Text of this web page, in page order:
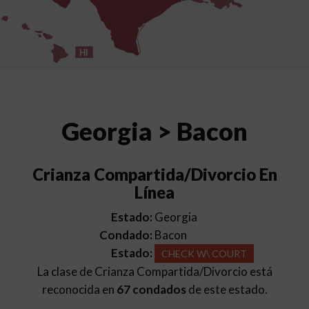
HI
Georgia > Bacon
Crianza Compartida/Divorcio En
Línea
Estado: Georgia
Condado: Bacon
Estado:
CHECK W\ COURT
La clase de Crianza Compartida/Divorcio está
reconocida en 67 condadosde este estado.